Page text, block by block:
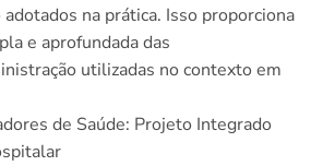
na prática. Isso proporciona
e aprofundada das
utilizadas no contexto em
de Saúde: Projeto Integrado